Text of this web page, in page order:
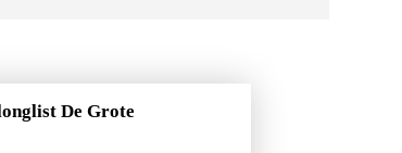
De Grote